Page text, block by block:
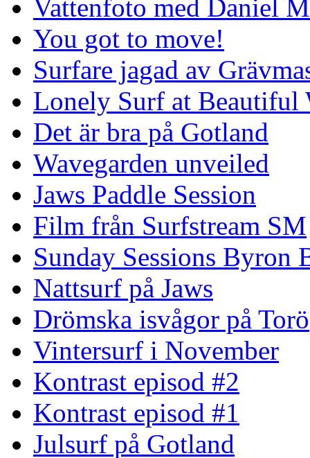
Vattenfoto med Daniel
You got to move!
Surfare jagad av
Lonely Surf at Beautiful
Det är bra på Gotland
Wavegarden unveiled
Jaws Paddle Session
Film från Surfstream SM
Sunday Sessions Byron
Nattsurf på Jaws
Drömska isvågor på Torö
Vintersurf i November
Kontrast episod #2
Kontrast episod #1
Julsurf på Gotland